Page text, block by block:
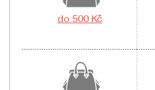
do 500 Kč